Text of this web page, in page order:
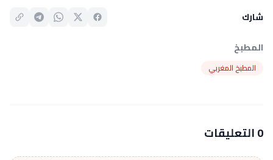
شارك
المطبخ
المطبخ المغربي
0 التعليقات